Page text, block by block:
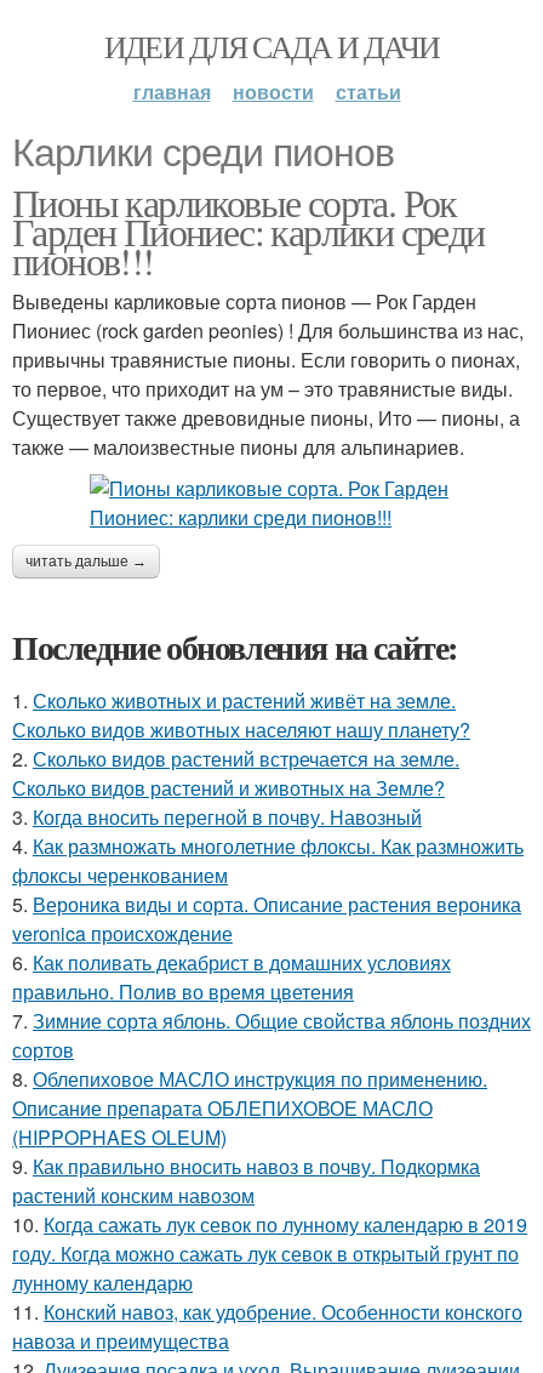
ИДЕИ ДЛЯ САДА И ДАЧИ
главная новости статьи
Карлики среди пионов
Пионы карликовые сорта. Рок
Гарден Пиониес: карлики среди
пионов!!!
Выведены карликовые сорта пионов — Рок Гарден
Пиониес (rock garden peonies) ! Для большинства из нас,
привычны травянистые пионы. Если говорить о пионах,
то первое, что приходит на ум – это травянистые виды.
Существует также древовидные пионы, Ито — пионы, а
также — малоизвестные пионы для альпинариев.
читать дальше →
Последние обновления на сайте:
1. Сколько животных и растений живёт на земле.
Сколько видов животных населяют нашу планету?
2. Сколько видов растений встречается на земле.
Сколько видов растений и животных на Земле?
3. Когда вносить перегной в почву. Навозный
4. Как размножать многолетние флоксы. Как размножить
флоксы черенкованием
5. Вероника виды и сорта. Описание растения вероника
veronica происхождение
6. Как поливать декабрист в домашних условиях
правильно. Полив во время цветения
7. Зимние сорта яблонь. Общие свойства яблонь поздних
сортов
8. Облепиховое МАСЛО инструкция по применению.
Описание препарата ОБЛЕПИХОВОЕ МАСЛО
(HIPPOPHAES OLEUM)
9. Как правильно вносить навоз в почву. Подкормка
растений конским навозом
10. Когда сажать лук севок по лунному календарю в 2019
году. Когда можно сажать лук севок в открытый грунт по
лунному календарю
11. Конский навоз, как удобрение. Особенности конского
навоза и преимущества